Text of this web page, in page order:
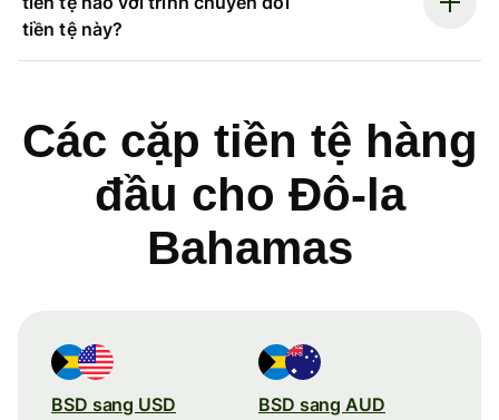
tiền tệ này?
Các cặp tiền tệ hàng
đầu cho Đô-la
Bahamas
BSD sang USD BSD sang AUD